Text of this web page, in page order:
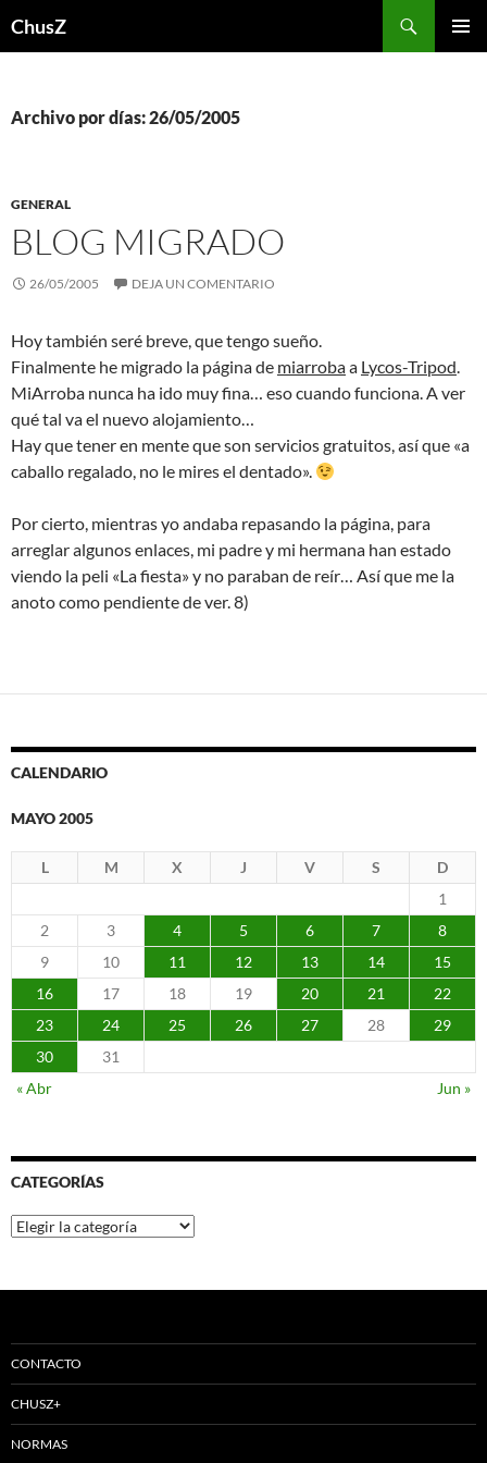
ChusZ
Archivo por días: 26/05/2005
GENERAL
BLOG MIGRADO
26/05/2005 DEJA UN COMENTARIO
Hoy también seré breve, que tengo sueño.
Finalmente he migrado la página de miarrobaa Lycos-Tripod.
MiArroba nunca ha ido muy fina… eso cuando funciona. A ver
qué tal va el nuevo alojamiento…
Hay que tener en mente que son servicios gratuitos, así que «a
caballo regalado, no le mires el dentado».
Por cierto, mientras yo andaba repasando la página, para
arreglar algunos enlaces, mi padre y mi hermana han estado
viendo la peli «La fiesta» y no paraban de reír… Así que me la
anoto como pendiente de ver. 8)
CALENDARIO
MAYO 2005
L M X J V S
D
1
2
3 4 5 6 7
8
9
10 11 12 13 14
15
16
17 18 19 20 21
22
23
24 25 26 27 28
29
30
31
« Abr
Jun »
CATEGORÍAS
Categorías
CONTACTO
CHUSZ+
NORMAS